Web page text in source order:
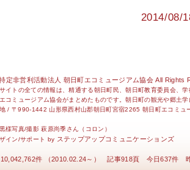
2014/08/
定非営利活動法人 朝日町エコミュージアム協会 All Rights
イトの全ての情報は、精通する朝日町民、朝日町教育委員会、
コミュージアム協会がまとめたものです。朝日町の観光や郷土
/ 〒990-1442 山形県西村山郡朝日町宮宿2265 朝日町エコミ
様写真/撮影 萩原尚季さん（コロン）
イン/サポート by ステップアップコミュニケーションズ
10,042,762件 （2010.02.24～） 記事918頁 今日637件